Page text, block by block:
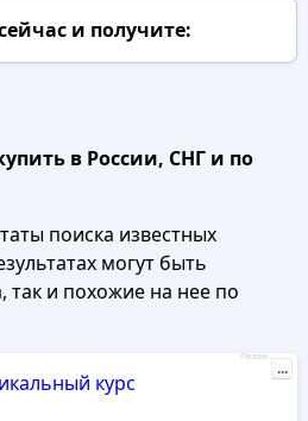
и получите:
в России, СНГ и по
поиска известных
могут быть
так и похожие на нее по
курс
Реклама
...